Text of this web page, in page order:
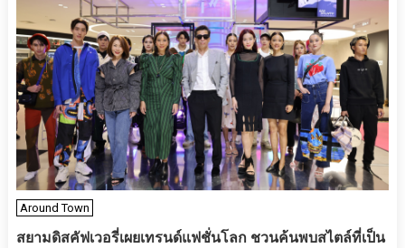
Around Town
สยามดิสคัฟเวอรี่เผยเทรนด์แฟชั่นโลก ชวนค้นพบสไตล์ที่เป็น